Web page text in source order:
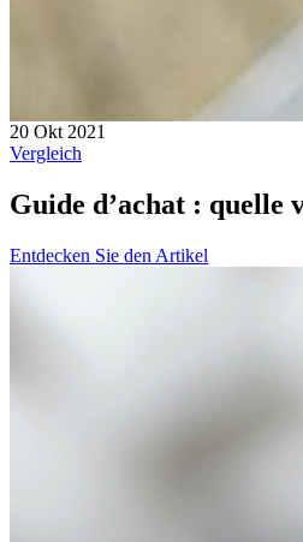
20 Okt 2021
Vergleich
Guide d’achat : quelle
Entdecken Sie den Artikel